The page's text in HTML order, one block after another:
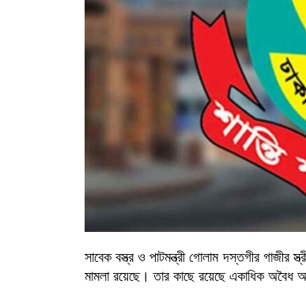
সাবেক বস্ত্র ও পাটমন্ত্রী গোলাম দস্তগীর গাজীর
মামলা রয়েছে। তার কাছে রয়েছে একাধিক অবৈধ